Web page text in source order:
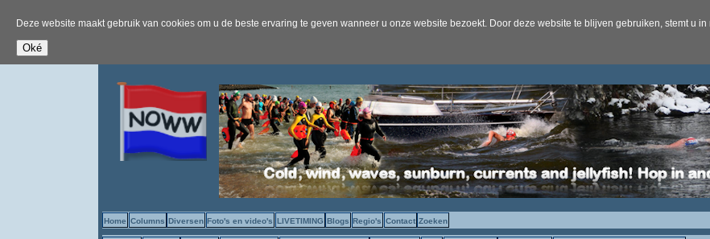
Deze website maakt gebruik van cookies om u de beste ervaring te geven wanneer u onze website bezoekt. Door deze website te blijven gebruiken, stemt u
Home Columns Diversen Foto's en video's LIVETIMING Blogs Regio's Contact Zoeken